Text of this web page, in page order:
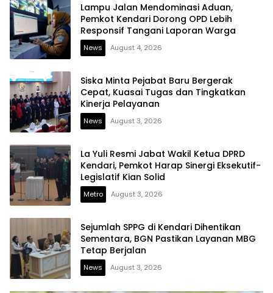
Lampu Jalan Mendominasi Aduan,
Pemkot Kendari Dorong OPD Lebih
Responsif Tangani Laporan Warga
News August 4, 2026
Siska Minta Pejabat Baru Bergerak
Cepat, Kuasai Tugas dan Tingkatkan
Kinerja Pelayanan
News August 3, 2026
La Yuli Resmi Jabat Wakil Ketua DPRD
Kendari, Pemkot Harap Sinergi Eksekutif-
Legislatif Kian Solid
Metro August 3, 2026
Sejumlah SPPG di Kendari Dihentikan
Sementara, BGN Pastikan Layanan MBG
Tetap Berjalan
News August 3, 2026